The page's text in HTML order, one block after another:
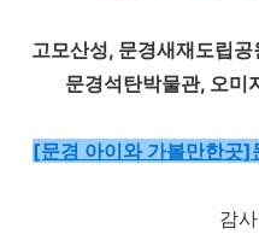
고모산성, 문경새재도립
문경석탄박물관, 오미
[문경 아이와 가볼만한곳]
감